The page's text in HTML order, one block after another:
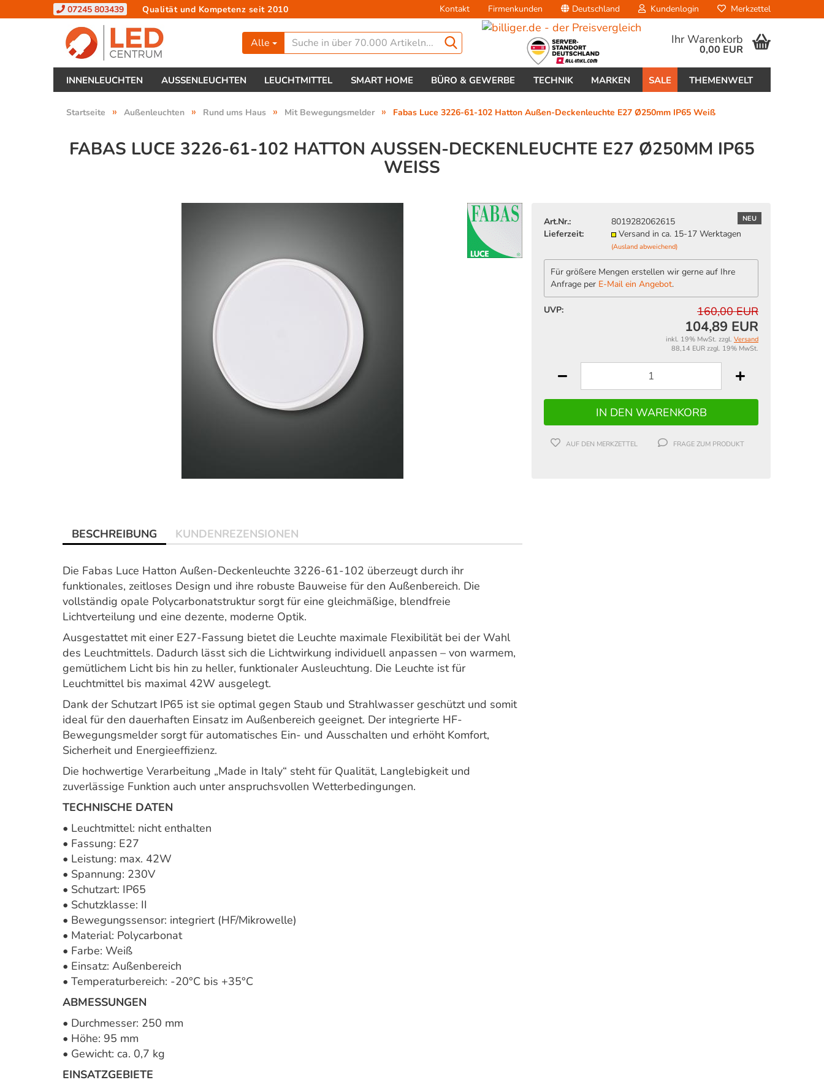
07245 803439 Qualität und Kompetenz seit 2010 Kontakt Firmenkunden Deutschland
Lieferland
Kundenlogin
Passwort vergessen?
Merkzettel
Alle Ihr Warenkorb
0,00 EUR
INNENLEUCHTEN AUSSENLEUCHTEN LEUCHTMITTEL SMART HOME BÜRO & GEWERBE TECHNIK MARKEN SALE THEMENWELT
Startseite » Außenleuchten » Rund ums Haus » Mit Bewegungsmelder » Fabas Luce 3226-61-102 Hatton Außen-Deckenleuchte E27 Ø250mm IP65 Weiß
FABAS LUCE 3226-61-102 HATTON AUSSEN-DECKENLEUCHTE E27 Ø250MM IP65 W
EISS
NEU
Art.Nr.:
8019282062615
Lieferzeit:
Versand in ca. 15-17 Werktagen
(Ausland abweichend)
Für größere Mengen erstellen wir gerne auf Ihre
Anfrage per E-Mail ein Angebot.
UVP: 160,00 EUR
104,89 EUR
inkl. 19% MwSt. zzgl. Versand
88,14 EUR zzgl. 19% MwSt.
AUF DEN MERKZETTEL FRAGE ZUM PRODUKT
BESCHREIBUNG KUNDENREZENSIONEN
Die Fabas Luce Hatton Außen-Deckenleuchte 3226-61-102 überzeugt durch ihr
funktionales, zeitloses Design und ihre robuste Bauweise für den Außenbereich. Die
vollständig opale Polycarbonatstruktur sorgt für eine gleichmäßige, blendfreie
Lichtverteilung und eine dezente, moderne Optik.
Ausgestattet mit einer E27-Fassung bietet die Leuchte maximale Flexibilität bei der Wahl
des Leuchtmittels. Dadurch lässt sich die Lichtwirkung individuell anpassen – von warmem,
gemütlichem Licht bis hin zu heller, funktionaler Ausleuchtung. Die Leuchte ist für
Leuchtmittel bis maximal 42W ausgelegt.
Dank der Schutzart IP65 ist sie optimal gegen Staub und Strahlwasser geschützt und somit
ideal für den dauerhaften Einsatz im Außenbereich geeignet. Der integrierte HF-
Bewegungsmelder sorgt für automatisches Ein- und Ausschalten und erhöht Komfort,
Sicherheit und Energieeffizienz.
Die hochwertige Verarbeitung „Made in Italy“ steht für Qualität, Langlebigkeit und
zuverlässige Funktion auch unter anspruchsvollen Wetterbedingungen.
TECHNISCHE DATEN
• Leuchtmittel: nicht enthalten
• Fassung: E27
• Leistung: max. 42W
• Spannung: 230V
• Schutzart: IP65
• Schutzklasse: II
• Bewegungssensor: integriert (HF/Mikrowelle)
• Material: Polycarbonat
• Farbe: Weiß
• Einsatz: Außenbereich
• Temperaturbereich: -20°C bis +35°C
ABMESSUNGEN
• Durchmesser: 250 mm
• Höhe: 95 mm
• Gewicht: ca. 0,7 kg
EINSATZGEBIETE